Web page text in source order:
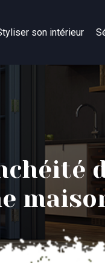
son intérieur